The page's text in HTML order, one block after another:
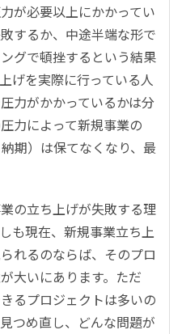
が必要以上にかかってい
するか、中途半端な形で
グで頓挫するという結果
げを実際に行っている人
力がかかっているかは分
力によって新規事業の
期）は保てなくなり、最
の立ち上げが失敗する理
も現在、新規事業立ち上
れるのならば、そのプロ
大いにあります。ただ
るプロジェクトは多いの
つめ直し、どんな問題が